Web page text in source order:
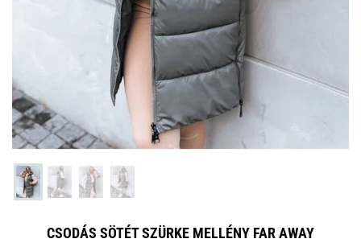
CSODÁS SÖTÉT SZÜRKE MELLÉNY FAR AWAY